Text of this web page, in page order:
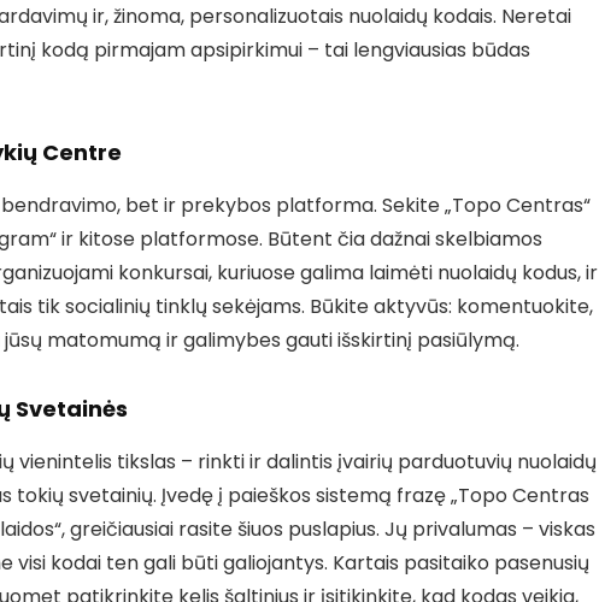
ir, žinoma, personalizuotais nuolaidų kodais. Neretai
kodą pirmajam apsipirkimui – tai lengviausias būdas
Centre
bet ir prekybos platforma. Sekite „Topo Centras“
ir kitose platformose. Būtent čia dažnai skelbiamos
konkursai, kuriuose galima laimėti nuolaidų kodus, ir
tik socialinių tinklų sekėjams. Būkite aktyvūs: komentuokite,
matomumą ir galimybes gauti išskirtinį pasiūlymą.
Svetainės
vienintelis tikslas – rinkti ir dalintis įvairių parduotuvių nuolaidų
tokių svetainių. Įvedę į paieškos sistemą frazę „Topo Centras
greičiausiai rasite šiuos puslapius. Jų privalumas – viskas
visi kodai ten gali būti galiojantys. Kartais pasitaiko pasenusių
patikrinkite kelis šaltinius ir įsitikinkite, kad kodas veikia,